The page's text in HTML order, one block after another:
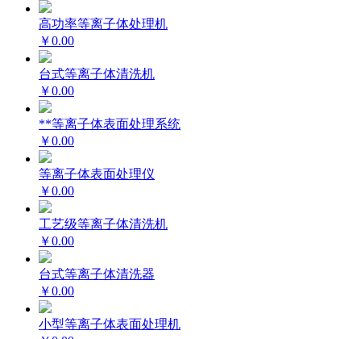
高功率等离子体处理机
￥0.00
台式等离子体清洗机
￥0.00
**等离子体表面处理系统
￥0.00
等离子体表面处理仪
￥0.00
工艺级等离子体清洗机
￥0.00
台式等离子体清洗器
￥0.00
小型等离子体表面处理机